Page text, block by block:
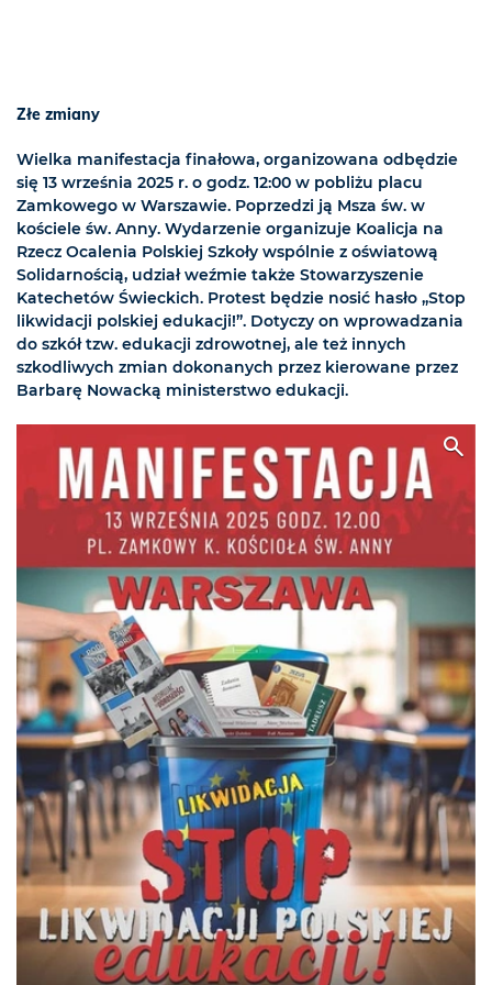
Złe zmiany
Wielka manifestacja finałowa, organizowana odbędzie
się 13 września 2025 r. o godz. 12:00 w pobliżu placu
Zamkowego w Warszawie. Poprzedzi ją Msza św. w
kościele św. Anny. Wydarzenie organizuje Koalicja na
Rzecz Ocalenia Polskiej Szkoły wspólnie z oświatową
Solidarnością, udział weźmie także Stowarzyszenie
Katechetów Świeckich. Protest będzie nosić hasło „Stop
likwidacji polskiej edukacji!”. Dotyczy on wprowadzania
do szkół tzw. edukacji zdrowotnej, ale też innych
szkodliwych zmian dokonanych przez kierowane przez
Barbarę Nowacką ministerstwo edukacji.